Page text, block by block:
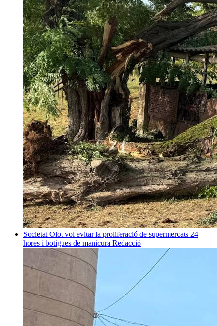
Societat Olot vol evitar la proliferació de supermercats 24
hores i botigues de manicura Redacció